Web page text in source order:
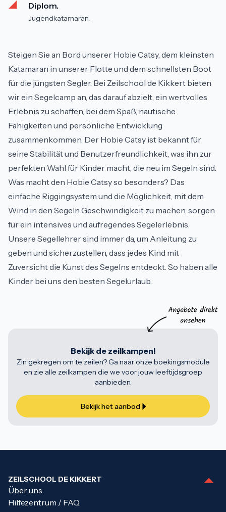
Diplom.
Jugendkatamaran.
Steigen Sie an Bord unserer Hobie Catsy, dem kleinsten
Katamaran in unserer Flotte und dem schnellsten Boot
für die jüngsten Segler. Bei Zeilschool de Kikkert bieten
wir ein Segelcamp an, das darauf abzielt, ein wertvolles
Erlebnis zu schaffen, bei dem Spaß, nautische
Fähigkeiten und persönliche Entwicklung
zusammenkommen. Der Hobie Catsy ist bekannt für
seine Stabilität und Benutzerfreundlichkeit, was ihn zur
perfekten Wahl für Kinder macht, die neu im Segeln sind.
Was macht den Hobie Catsy so besonders? Das
einfache Riggingsystem und die Möglichkeit, mit dem
Wind in den Segeln Geschwindigkeit zu machen, sorgen
für ein intensives und aufregendes Segelerlebnis.
Unsere Segellehrer sind immer da, um Anleitung zu
geben und sicherzustellen, dass jedes Kind mit
Zuversicht die Kunst des Segelns entdeckt. So haben alle
Kinder bei uns den besten Segelurlaub.
Bekijk de zeilkampen!
Zin gekregen om te zeilen? Ga naar onze boekingsmodule
en zie alle zeilkampen die we voor jouw leeftijdsgroep
aanbieden.
Bekijk het aanbod
ZEILSCHOOL DE KIKKERT
Über uns
Hilfezentrum / FAQ